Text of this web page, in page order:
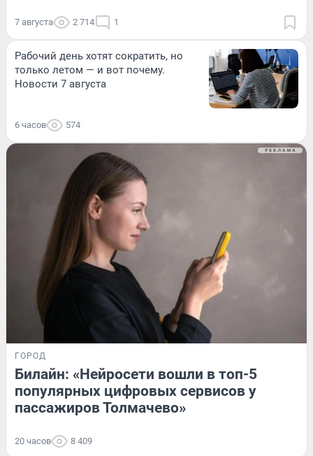
7 августа 2 714 1
Рабочий день хотят сократить, но
только летом — и вот почему.
Новости 7 августа
6 часов 574
ГОРОД
Билайн: «Нейросети вошли в топ-5
популярных цифровых сервисов у
пассажиров Толмачево»
20 часов 8 409